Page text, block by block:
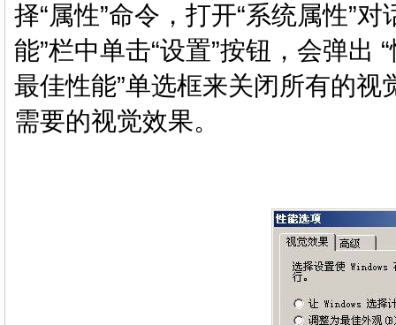
择“属性”命令，打开“系统属性”
能”栏中单击“设置”按钮，会弹出
最佳性能”单选框来关闭所有的视
需要的视觉效果。